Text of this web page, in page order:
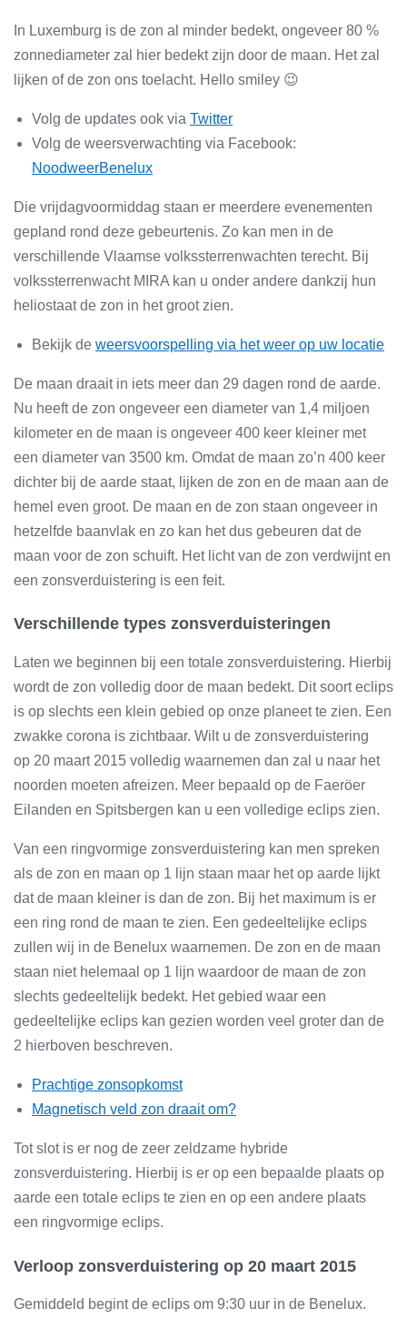
In Luxemburg is de zon al minder bedekt, ongeveer 80 %
zonnediameter zal hier bedekt zijn door de maan. Het zal
lijken of de zon ons toelacht. Hello smiley 😉
Volg de updates ook via Twitter
Volg de weersverwachting via Facebook:
NoodweerBenelux
Die vrijdagvoormiddag staan er meerdere evenementen
gepland rond deze gebeurtenis. Zo kan men in de
verschillende Vlaamse volkssterrenwachten terecht. Bij
volkssterrenwacht MIRA kan u onder andere dankzij hun
heliostaat de zon in het groot zien.
Bekijk de weersvoorspelling via het weer op uw locatie
De maan draait in iets meer dan 29 dagen rond de aarde.
Nu heeft de zon ongeveer een diameter van 1,4 miljoen
kilometer en de maan is ongeveer 400 keer kleiner met
een diameter van 3500 km. Omdat de maan zo’n 400 keer
dichter bij de aarde staat, lijken de zon en de maan aan de
hemel even groot. De maan en de zon staan ongeveer in
hetzelfde baanvlak en zo kan het dus gebeuren dat de
maan voor de zon schuift. Het licht van de zon verdwijnt en
een zonsverduistering is een feit.
Verschillende types zonsverduisteringen
Laten we beginnen bij een totale zonsverduistering. Hierbij
wordt de zon volledig door de maan bedekt. Dit soort eclips
is op slechts een klein gebied op onze planeet te zien. Een
zwakke corona is zichtbaar. Wilt u de zonsverduistering
op 20 maart 2015 volledig waarnemen dan zal u naar het
noorden moeten afreizen. Meer bepaald op de Faeröer
Eilanden en Spitsbergen kan u een volledige eclips zien.
Van een ringvormige zonsverduistering kan men spreken
als de zon en maan op 1 lijn staan maar het op aarde lijkt
dat de maan kleiner is dan de zon. Bij het maximum is er
een ring rond de maan te zien. Een gedeeltelijke eclips
zullen wij in de Benelux waarnemen. De zon en de maan
staan niet helemaal op 1 lijn waardoor de maan de zon
slechts gedeeltelijk bedekt. Het gebied waar een
gedeeltelijke eclips kan gezien worden veel groter dan de
2 hierboven beschreven.
Prachtige zonsopkomst
Magnetisch veld zon draait om?
Tot slot is er nog de zeer zeldzame hybride
zonsverduistering. Hierbij is er op een bepaalde plaats op
aarde een totale eclips te zien en op een andere plaats
een ringvormige eclips.
Verloop zonsverduistering op 20 maart 2015
Gemiddeld begint de eclips om 9:30 uur in de Benelux.